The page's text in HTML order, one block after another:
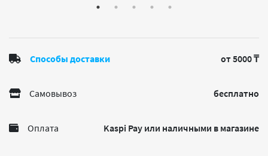
Способы доставки от 5000 ₸
Самовывоз бесплатно
Оплата Kaspi Pay или наличными в магазине